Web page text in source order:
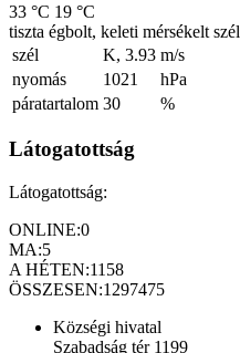
33 °C 19 °C
tiszta égbolt, keleti mérsékelt szél
szél
K, 3.93 m/s
nyomás
1021
hPa
páratartalom 30 %
Látogatottság
Látogatottság:
ONLINE:0
MA:5
A HÉTEN:1158
ÖSSZESEN:1297475
Községi hivatal
Szabadság tér 1199